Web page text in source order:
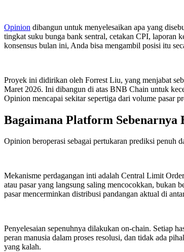
Opinion dibangun untuk menyelesaikan apa yang
tingkat suku bunga bank sentral, cetakan CPI, laporan
konsensus bulan ini, Anda bisa mengambil posisi itu
Proyek ini didirikan oleh Forrest Liu, yang menjabat
Maret 2026. Ini dibangun di atas BNB Chain untuk
Opinion mencapai sekitar sepertiga dari volume pasar
Bagaimana Platform Sebenarnya
Opinion beroperasi sebagai pertukaran prediksi penuh
Mekanisme perdagangan inti adalah Central Limit
atau pasar yang langsung saling mencocokkan, bukan
pasar mencerminkan distribusi pandangan aktual di
Penyelesaian sepenuhnya dilakukan on-chain. Setiap
peran manusia dalam proses resolusi, dan tidak ada
yang kalah.